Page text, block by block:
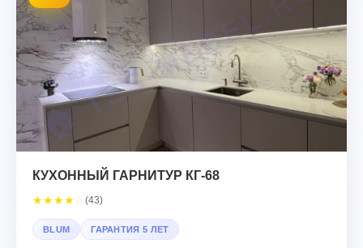
КУХОННЫЙ ГАРНИТУР КГ-68
★★★★ (43)
BLUM ГАРАНТИЯ 5 ЛЕТ